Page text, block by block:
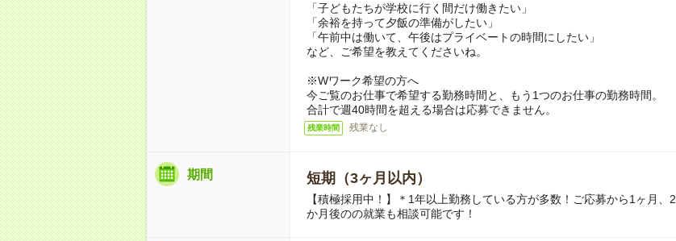
「子どもたちが学校に行く間だけ働きたい」
「余裕を持って夕飯の準備がしたい」
「午前中は働いて、午後はプライベートの時間にしたい」
など、ご希望を教えてくださいね。
※Wワーク希望の方へ
今ご覧のお仕事で希望する勤務時間と、もう1つのお仕事の勤務時間。
合計で週40時間を超える場合は応募できません。
残業時間 残業なし
期間 短期（3ヶ月以内）
【積極採用中！】＊1年以上勤務している方が多数！ご応募から1ヶ月、2
か月後のの就業も相談可能です！